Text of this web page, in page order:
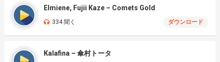
Elmiene, Fujii Kaze – Comets Gold
334 聞く ダウンロード
Kalafina – 傘村トータ